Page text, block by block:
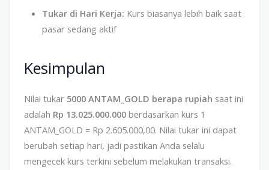
Tukar di Hari Kerja: Kurs biasanya lebih baik saat
pasar sedang aktif
Kesimpulan
Nilai tukar 5000 ANTAM_GOLD berapa rupiah saat ini
adalah Rp 13.025.000.000berdasarkan kurs 1
ANTAM_GOLD = Rp 2.605.000,00. Nilai tukar ini dapat
berubah setiap hari, jadi pastikan Anda selalu
mengecek kurs terkini sebelum melakukan transaksi.